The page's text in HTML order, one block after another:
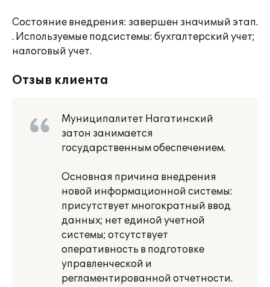
Состояние внедрения: завершен значимый этап.
. Используемые подсистемы: бухгалтерский учет;
налоговый учет.
Отзыв клиента
Муниципалитет Нагатинский
затон занимается
государственным обеспечением.
Основная причина внедрения
новой информационной системы:
присутствует многократный ввод
данных; нет единой учетной
системы; отсутствует
оперативность в подготовке
управленческой и
регламентированной отчетности.